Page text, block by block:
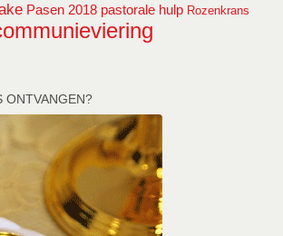
Pasen 2018 pastorale hulp Rozenkrans
ONTVANGEN?